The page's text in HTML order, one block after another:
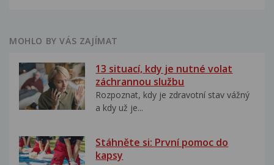
MOHLO BY VÁS ZAJÍMAT
13 situací, kdy je nutné volat
záchrannou službu
Rozpoznat, kdy je zdravotní stav vážný
a kdy už je...
Stáhněte si: První pomoc do
kapsy